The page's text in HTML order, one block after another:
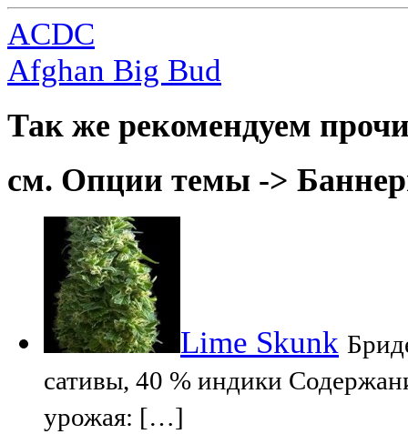
ACDC
Afghan Big Bud
Так же рекомендуем
см. Опции темы ->
Lime Skunk
сативы, 40 % индики
урожая: […]